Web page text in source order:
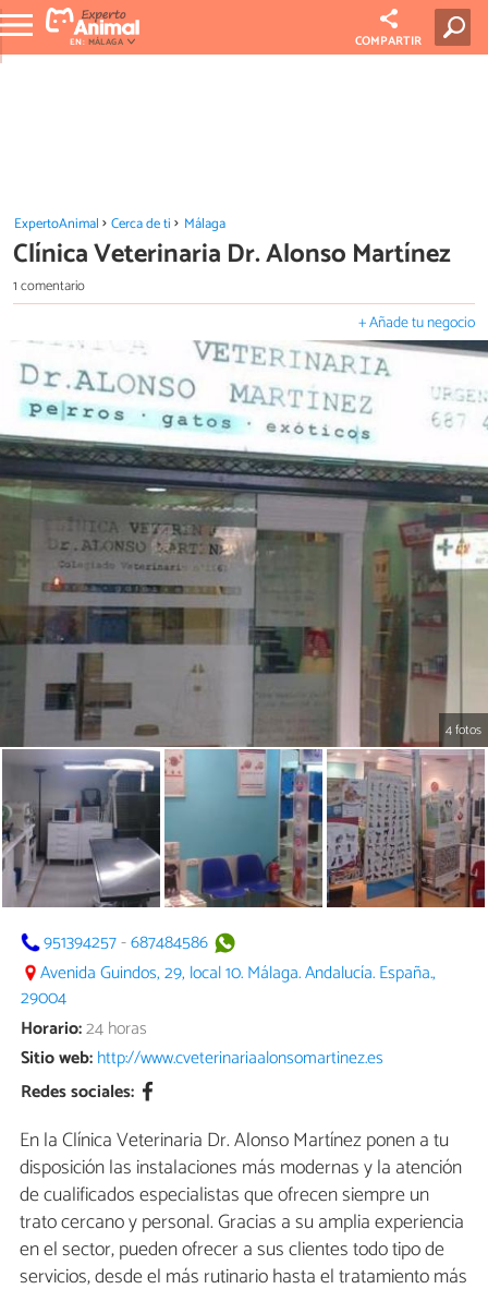
EN: MÁLAGA COMPARTIR
ExpertoAnimal Cerca de ti Málaga
Clínica Veterinaria Dr. Alonso Martínez
1 comentario
+ Añade tu negocio
4 fotos
951394257-687484586
Avenida Guindos, 29, local 10. Málaga. Andalucía. España.,
29004
Horario:24 horas
Sitio web:http://www.cveterinariaalonsomartinez.es
Redes sociales:
En la Clínica Veterinaria Dr. Alonso Martínez ponen a tu
disposición las instalaciones más modernas y la atención
de cualificados especialistas que ofrecen siempre un
trato cercano y personal. Gracias a su amplia experiencia
en el sector, pueden ofrecer a sus clientes todo tipo de
servicios, desde el más rutinario hasta el tratamiento más